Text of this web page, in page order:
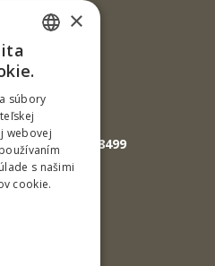
Zvolen
republika
45-520 61 11
45-533 00 27
×
súbory
webovej
s našimi
cookie.